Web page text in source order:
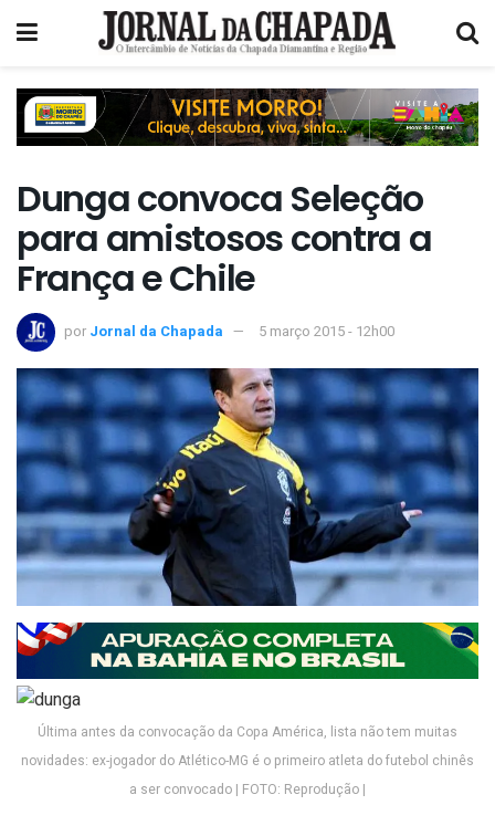
Dunga convoca Seleção
para amistosos contra a
França e Chile
por Jornal da Chapada 5 março 2015 - 12h00
Última antes da convocação da Copa América, lista não tem muitas
novidades: ex-jogador do Atlético-MG é o primeiro atleta do futebol chinês
a ser convocado | FOTO: Reprodução |